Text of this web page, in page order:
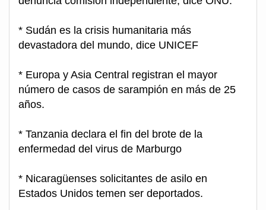
* Sudán es la crisis humanitaria más
devastadora del mundo, dice UNICEF
* Europa y Asia Central registran el mayor
número de casos de sarampión en más de 25
años.
* Tanzania declara el fin del brote de la
enfermedad del virus de Marburgo
* Nicaragüenses solicitantes de asilo en
Estados Unidos temen ser deportados.